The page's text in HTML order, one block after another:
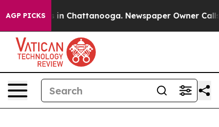
AGP PICKS
Chaos in Chattanooga. Newspaper Owner Calls